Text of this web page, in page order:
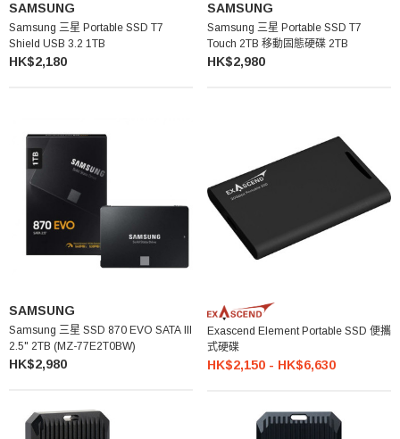
SAMSUNG
Samsung 三星 Portable SSD T7
Shield USB 3.2 1TB
HK$2,180
SAMSUNG
Samsung 三星 Portable SSD T7
Touch 2TB 移動固態硬碟 2TB
HK$2,980
SAMSUNG
Samsung 三星 SSD 870 EVO SATA III
2.5" 2TB (MZ-77E2T0BW)
HK$2,980
Exascend Element Portable SSD 便攜
式硬碟
HK$2,150 - HK$6,630